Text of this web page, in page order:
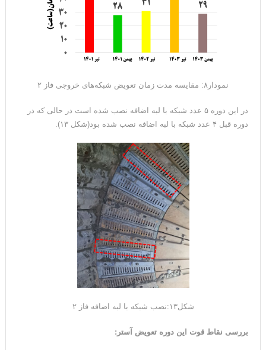
نمودار۸: مقایسه مدت زمان تعویض شبکه‌های خروجی فاز ۲
در این دوره ۵ عدد شبکه با لبه اضافه نصب شده است در حالی که در
دوره قبل ۴ عدد شبکه با لبه اضافه نصب شده بود(شکل ۱۳).
شکل۱۳:نصب شبکه با لبه اضافه فاز ۲
بررسی نقاط قوت این دوره تعویض آستر :